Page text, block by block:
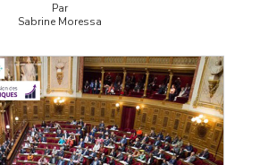
Par
Sabrine Moressa